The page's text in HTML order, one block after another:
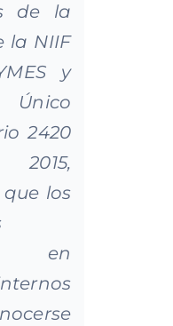
de la
la NIIF
y
Único
2420
,
los
en